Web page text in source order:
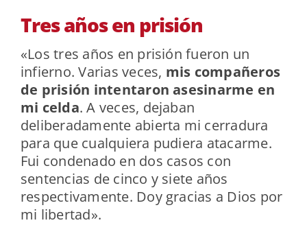
Tres años en prisión
«Los tres años en prisión fueron un
infierno. Varias veces, mis compañeros
de prisión intentaron asesinarme en
mi celda. A veces, dejaban
deliberadamente abierta mi cerradura
para que cualquiera pudiera atacarme.
Fui condenado en dos casos con
sentencias de cinco y siete años
respectivamente. Doy gracias a Dios por
mi libertad».